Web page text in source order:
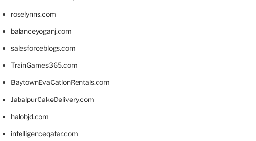
roselynns.com
balanceyoganj.com
salesforceblogs.com
TrainGames365.com
BaytownEvaCationRentals.com
JabalpurCakeDelivery.com
halobjd.com
intelligenceqatar.com